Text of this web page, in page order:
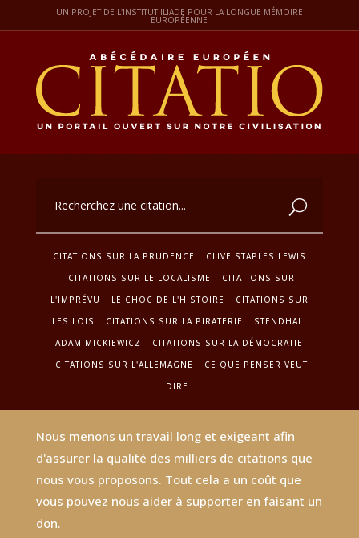
UN PROJET DE L'INSTITUT ILIADE POUR LA LONGUE MÉMOIRE
EUROPÉENNE
CITATIONS SUR LA PRUDENCE
CLIVE STAPLES LEWIS
CITATIONS SUR LE LOCALISME
CITATIONS SUR
L'IMPRÉVU
LE CHOC DE L'HISTOIRE
CITATIONS SUR
LES LOIS
CITATIONS SUR LA PIRATERIE
STENDHAL
ADAM MICKIEWICZ
CITATIONS SUR LA DÉMOCRATIE
CITATIONS SUR L'ALLEMAGNE
CE QUE PENSER VEUT
DIRE
Nous menons un travail long et exigeant afin
d'assurer la qualité des milliers de citations que
nous vous proposons. Tout cela a un coût que
vous pouvez nous aider à supporter en faisant un
don.